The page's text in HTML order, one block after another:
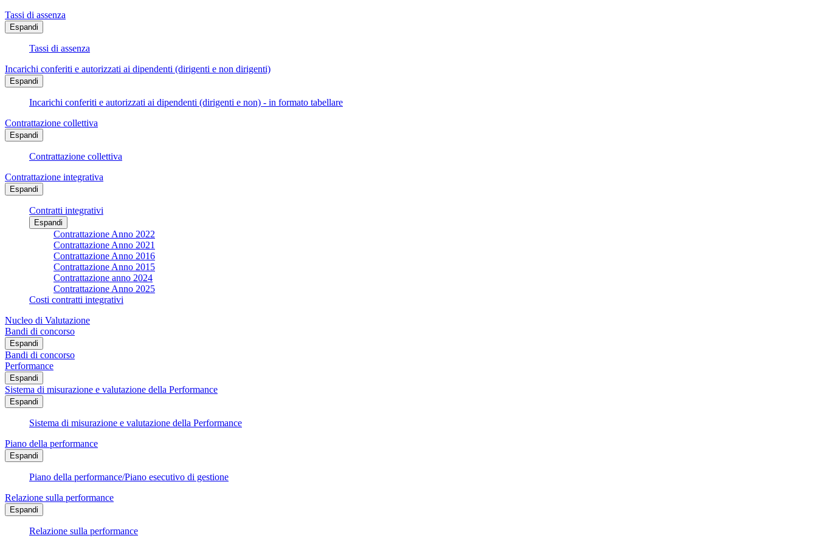
Tassi di assenza
Espandi
Tassi di assenza
Incarichi conferiti e autorizzati ai dipendenti (dirigenti e non dirigenti)
Espandi
Incarichi conferiti e autorizzati ai dipendenti (dirigenti e non) - in formato tabellare
Contrattazione collettiva
Espandi
Contrattazione collettiva
Contrattazione integrativa
Espandi
Contratti integrativi
Espandi
Contrattazione Anno 2022
Contrattazione Anno 2021
Contrattazione Anno 2016
Contrattazione Anno 2015
Contrattazione anno 2024
Contrattazione Anno 2025
Costi contratti integrativi
Nucleo di Valutazione
Bandi di concorso
Espandi
Bandi di concorso
Performance
Espandi
Sistema di misurazione e valutazione della Performance
Espandi
Sistema di misurazione e valutazione della Performance
Piano della performance
Espandi
Piano della performance/Piano esecutivo di gestione
Relazione sulla performance
Espandi
Relazione sulla performance